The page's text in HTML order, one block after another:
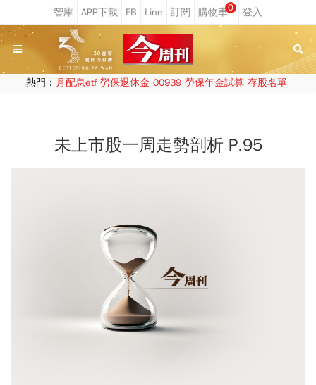
0
熱門： 月配息etf 勞保退休金 00939 勞保年金試算 存股名單
未上市股一周走勢剖析 P.95